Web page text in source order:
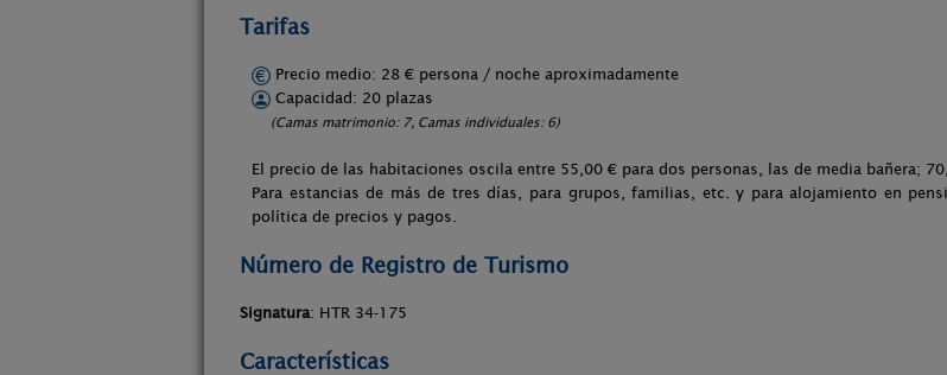
Tarifas
Precio medio: 28 € persona / noche aproximadamente
Capacidad: 20 plazas
(Camas matrimonio: 7, Camas individuales: 6)
El precio de las habitaciones oscila entre 55,00 € para dos personas, las de media bañera;
Para estancias de más de tres días, para grupos, familias, etc. y para alojamiento en
política de precios y pagos.
Número de Registro de Turismo
Signatura: HTR 34-175
Características